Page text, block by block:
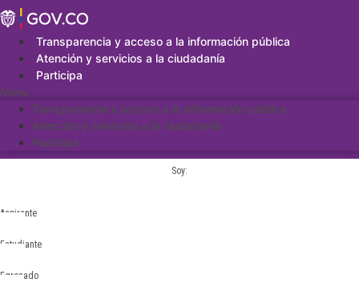
Saltar
al
contenidoTransparencia y acceso a la información pública
Atención y servicios a la ciudadanía
Participa
Menu
Transparencia y acceso a la información pública
Atención y servicios a la ciudadanía
Participa
Soy:
Aspirante
Estudiante
Egresado